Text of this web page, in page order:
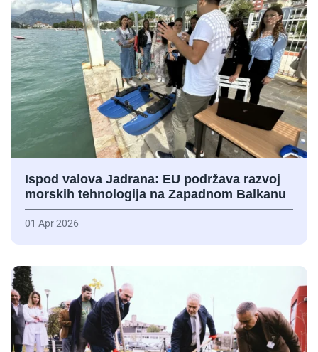
Ispod valova Jadrana: EU podržava razvoj
morskih tehnologija na Zapadnom Balkanu
01 Apr 2026